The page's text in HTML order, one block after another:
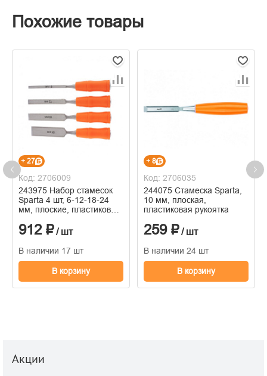
Похожие товары
+ 27
Код: 2706009
243975 Набор стамесок
Sparta 4 шт, 6-12-18-24
мм, плоские, пластиковые
912 ₽/ шт
В наличии 17 шт
В корзину
+ 8
Код: 2706035
244075 Стамеска Sparta,
10 мм, плоская,
пластиковая рукоятка
259 ₽/ шт
В наличии 24 шт
В корзину
Акции